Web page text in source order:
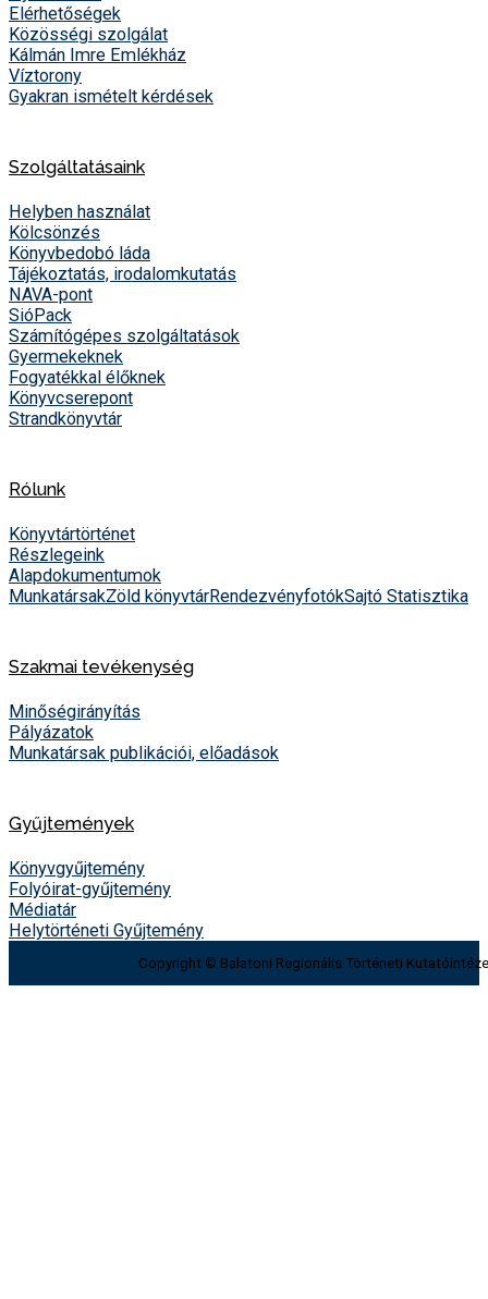
Elérhetőségek
Közösségi szolgálat
Kálmán Imre Emlékház
Víztorony
Gyakran ismételt kérdések
Szolgáltatásaink
Helyben használat
Kölcsönzés
Könyvbedobó láda
Tájékoztatás, irodalomkutatás
NAVA-pont
SióPack
Számítógépes szolgáltatások
Gyermekeknek
Fogyatékkal élőknek
Könyvcserepont
Strandkönyvtár
Rólunk
Könyvtártörténet
Részlegeink
Alapdokumentumok
MunkatársakZöld könyvtárRendezvényfotókSajtó Statisztika
Szakmai tevékenység
Minőségirányítás
Pályázatok
Munkatársak publikációi, előadások
Gyűjtemények
Könyvgyűjtemény
Folyóirat-gyűjtemény
Médiatár
Helytörténeti Gyűjtemény
Copyright © Balatoni Regionális Történeti